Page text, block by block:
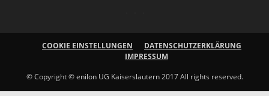
COOKIE EINSTELLUNGEN
DATENSCHUTZERKLÄRUNG
IMPRESSUM
© Copyright © enilon UG Kaiserslautern 2017 All rights reserved.